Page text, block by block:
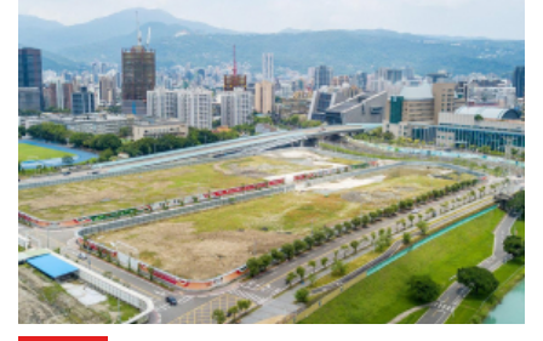
典禮，該怎麼申請、什麼時候做什麼事，一定都照法規」。林維俊
說，新壽和北市府是夥伴關係，「我們立場一致希望把輝達留下
來，但依照地上權契約去做事，過去3年不是不動、不是養草，我們
沒有動是依法不能動，今天動是拿到雜項執照、是依契約，並依照
台灣民俗舉辦動土」。「雙方各自有困難，但我們都是夥伴，一起
討論怎麼做法解決彼此困難，新壽在北士科基地一切作為合法合規
合契約」。被問到解約金107億是否是真的？林維俊說新壽依照規定
標到地上權，希望用什麼樣的法律架構去解決這個問題，「輝達未
來有開發利益、這補償金是輝達和新壽間的問題，新壽從沒想要在
北市府、台灣納稅人的錢拿取任何一毛錢」。